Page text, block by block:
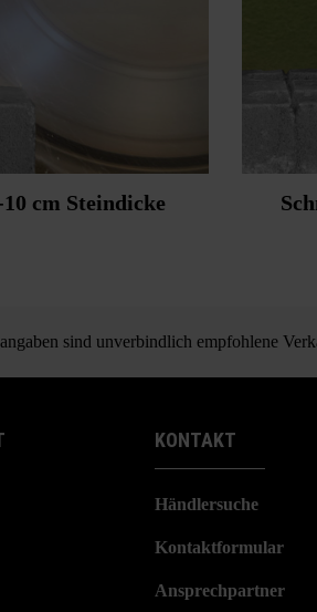
cm Steindicke
sind unverbindlich empfohlene
KONTAKT
Händlersuche
Kontaktformular
Ansprechpartner